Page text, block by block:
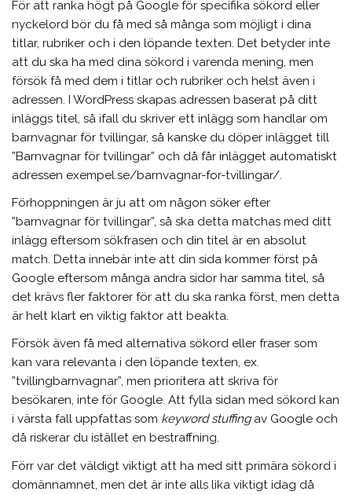
För att ranka högt på Google för specifika sökord eller
nyckelord bör du få med så många som möjligt i dina
titlar, rubriker och i den löpande texten. Det betyder inte
att du ska ha med dina sökord i varenda mening, men
försök få med dem i titlar och rubriker och helst även i
adressen. I WordPress skapas adressen baserat på ditt
inläggs titel, så ifall du skriver ett inlägg som handlar om
barnvagnar för tvillingar, så kanske du döper inlägget till
”Barnvagnar för tvillingar” och då får inlägget automatiskt
adressen exempel.se/barnvagnar-for-tvillingar/.
Förhoppningen är ju att om någon söker efter
”barnvagnar för tvillingar”, så ska detta matchas med ditt
inlägg eftersom sökfrasen och din titel är en absolut
match. Detta innebär inte att din sida kommer först på
Google eftersom många andra sidor har samma titel, så
det krävs fler faktorer för att du ska ranka först, men detta
är helt klart en viktig faktor att beakta.
Försök även få med alternativa sökord eller fraser som
kan vara relevanta i den löpande texten, ex.
”tvillingbarnvagnar”, men prioritera att skriva för
besökaren, inte för Google. Att fylla sidan med sökord kan
i värsta fall uppfattas som keyword stuffingav Google och
då riskerar du istället en bestraffning.
Förr var det väldigt viktigt att ha med sitt primära sökord i
domännamnet, men det är inte alls lika viktigt idag då